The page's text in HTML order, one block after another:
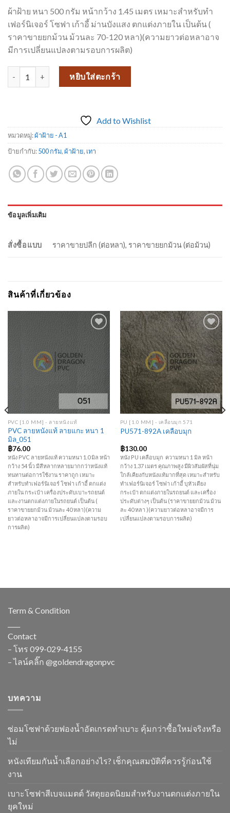
ผ้าฝ้าย หนา 500 กรัม หน้ากว้าง 1.45 เมตร เหมาะสำหรับทำ
เฟอร์นิเจอร์ โซฟา เก้าอี้ ม่านบังแสง ตกแต่งภายใน เป็นต้น (
ราคาขายยกม้วน ม้วนละ 70-120 หลา)(ความยาวต่อหลาอาจ
มีการเปลี่ยนแปลงตามรอบการผลิต)
จำนวน ผ้าฝ้าย A1 - 3 ชิ้นหยิบใส่ตะกร้า
Add to Wishlist
หมวดหมู่:ผ้าฝ้าย - A1
ป้ายกำกับ:500 กรัม,ผ้าฝ้าย, เทา
ข้อมูลเพิ่มเติม
สั่งซื้อแบบ ราคาขายปลีก (ต่อหลา), ราคาขายยกม้วน (ต่อม้วน)
สินค้าที่เกี่ยวข้อง
Add to
Wishlist
PVC [1.0 MM] - ลายหนังแท้
PVC ลายหนังแท้ ลายแกะ หนา 1
มิล_051
฿76.00
หนัง PVC ลายหนังแท้ ความหนา 1.0 มิล หน้า
กว้าง 54 นิ้ว มีสีหลากหลายมากกว่าหนังแท้
ทนทานต่อการใช้งาน ราคาถูก เหมาะ
สำหรับทำเฟอร์นิเจอร์ โซฟา เก้าอี้ ตกแต่ง
ภายใน กระเป๋า เครื่องประดับเบาะรถยนต์
และงานตกแต่งภายในรถยนต์ เป็นต้น (
ราคาขายยกม้วน ม้วนละ 40 หลา)(ความ
ยาวต่อหลาอาจมีการเปลี่ยนแปลงตามรอบ
การผลิต)
Add to
Wishlist
PU [1.0 MM] - เคลือบมุก 571
PU571-892A เคลือบมุก
฿130.00
หนัง PU เคลือบมุก ความหนา 1 มิล หน้า
กว้าง 1.37 เมตร คุณภาพสูง มีผิวสัมผัสที่นุ่ม
ใกล้เคียงกับหนังแท้มากที่สุด เหมาะสำหรับ
ทำเฟอร์นิเจอร์ โซฟา เก้าอี้ บุหัวเตียง
กระเป๋า ตกแต่งภายในรถยนต์ และเครื่อง
ประดับต่างๆ เป็นต้น (ราคาขายยกม้วน ม้วน
ละ 40 หลา )(ความยาวต่อหลาอาจมีการ
เปลี่ยนแปลงตามรอบการผลิต)
Term & Condition
Contact
– โทร 099-029-4155
– ไลน์คลิ๊ก @goldendragonpvc
บทความ
ซ่อมโซฟาด้วยฟองน้ำอัดเกรดทำเบาะ คุ้มกว่าซื้อใหม่จริงหรือ
ไม่
หนังเทียมกันน้ำเลือกอย่างไร? เช็กคุณสมบัติที่ควรรู้ก่อนใช้
งาน
เบาะโซฟาสีเบจแมตต์ วัสดุยอดนิยมสำหรับงานตกแต่งภายใน
ยุคใหม่